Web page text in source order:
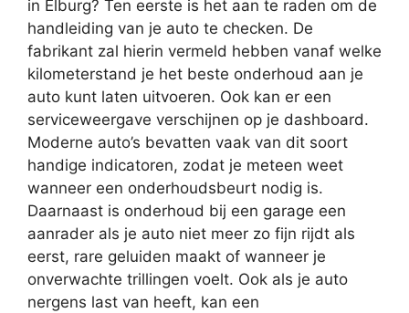
in Elburg? Ten eerste is het aan te raden om de
handleiding van je auto te checken. De
fabrikant zal hierin vermeld hebben vanaf welke
kilometerstand je het beste onderhoud aan je
auto kunt laten uitvoeren. Ook kan er een
serviceweergave verschijnen op je dashboard.
Moderne auto’s bevatten vaak van dit soort
handige indicatoren, zodat je meteen weet
wanneer een onderhoudsbeurt nodig is.
Daarnaast is onderhoud bij een garage een
aanrader als je auto niet meer zo fijn rijdt als
eerst, rare geluiden maakt of wanneer je
onverwachte trillingen voelt. Ook als je auto
nergens last van heeft, kan een